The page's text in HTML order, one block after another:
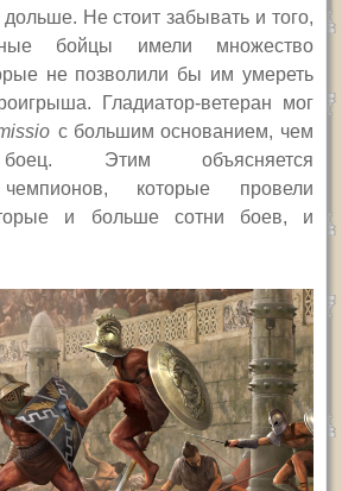
Не стоит забывать и того,
бойцы имели множество
не позволили бы им умереть
Гладиатор-ветеран мог
с большим основанием, чем
боец. Этим объясняется
чемпионов, которые провели
и больше сотни боев, и